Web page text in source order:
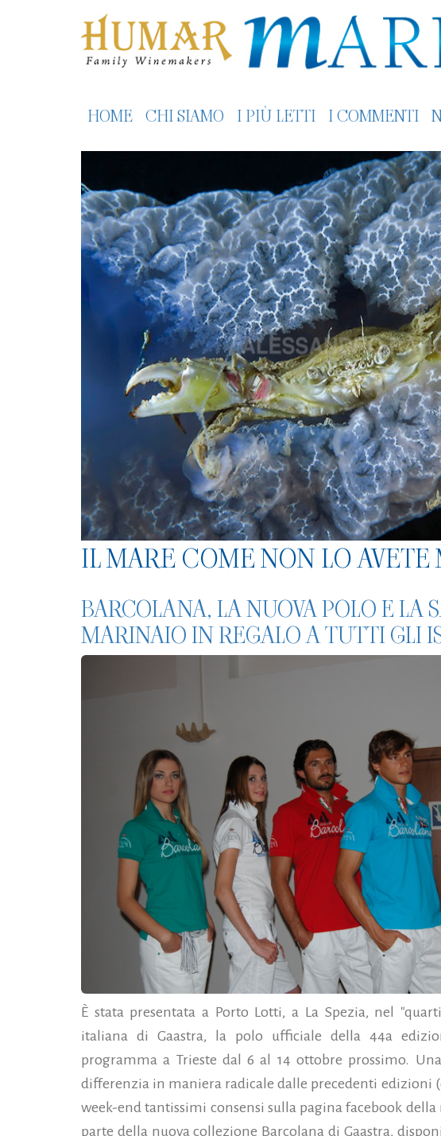
HOME CHI SIAMO I PIÙ LETTI I COMMENTI
IL MARE COME NON LO AVETE
BARCOLANA, LA NUOVA POLO E LA
MARINAIO IN REGALO A TUTTI GLI
È stata presentata a Porto Lotti, a La Spezia, nel
italiana di Gaastra, la polo ufficiale della 44a
programma a Trieste dal 6 al 14 ottobre prossimo.
differenzia in maniera radicale dalle precedenti edizioni
week-end tantissimi consensi sulla pagina facebook
parte della nuova collezione Barcolana di Gaastra,